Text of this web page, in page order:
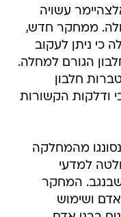
עשויה
ממחקר חדש,
כי ניתן לעקוב
הגורם למחלה.
חלבון
ודלקות הקשורות
מהמחלקה
למדעי
שבנגב. המחקר
ושימוש